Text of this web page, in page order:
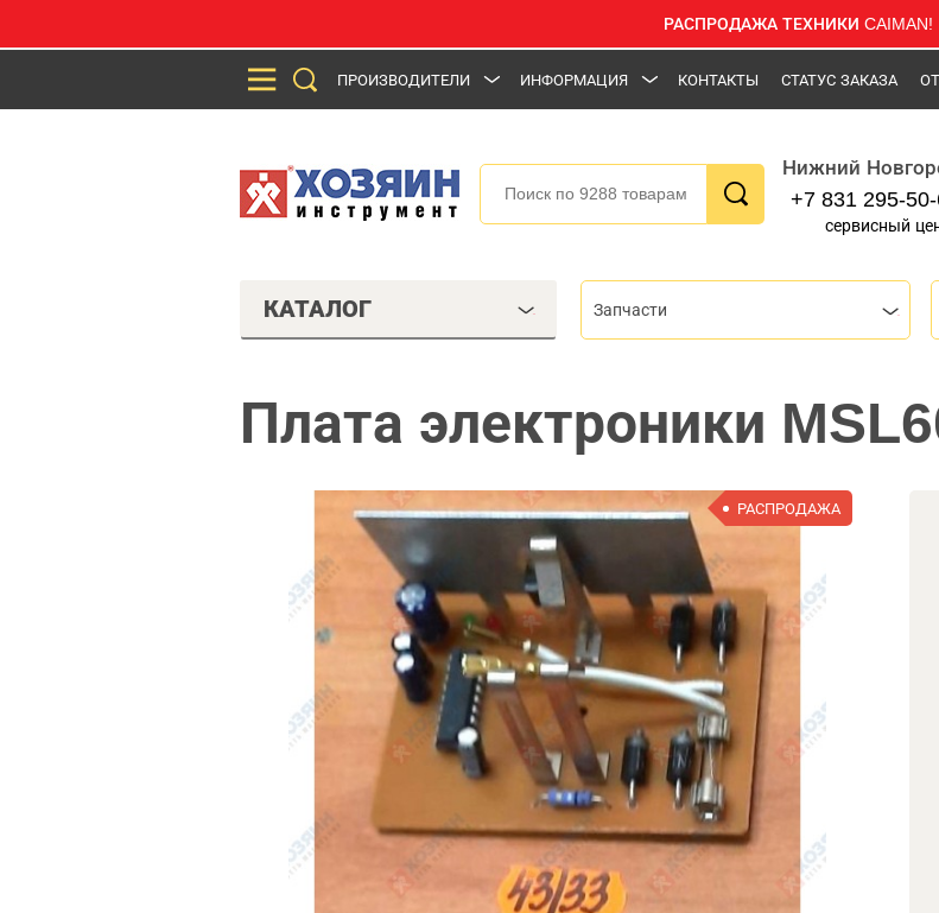
РАСПРОДАЖА ТЕХНИКИ CAIMAN!
ПРОИЗВОДИТЕЛИ ИНФОРМАЦИЯ КОНТАКТЫ СТАТУС ЗАКАЗА
Нижний
+7 831 295-
сервисный
КАТАЛОГ Запчасти
Плата электроники
РАСПРОДАЖА